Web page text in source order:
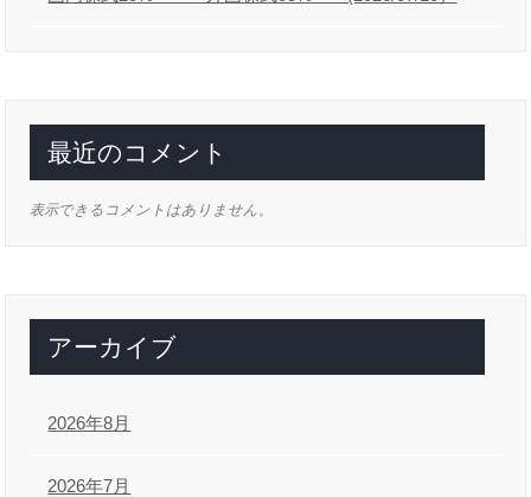
最近のコメント
表示できるコメントはありません。
アーカイブ
2026年8月
2026年7月